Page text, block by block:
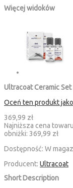
Więcej widoków
Ultracoat Ceramic
Oceń ten produkt
369,99 zł
Najniższa cena
obniżki: 369,99 zł
Dostępność: W
Producent: Ultracoat
Short Description